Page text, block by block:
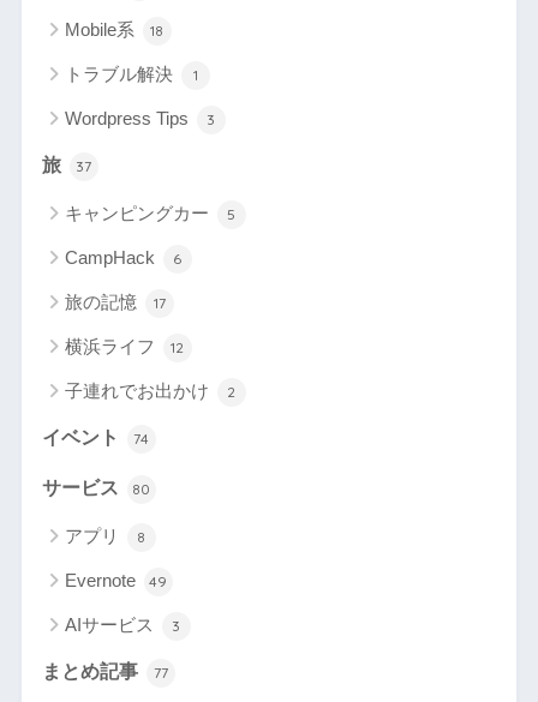
Mobile系 18
トラブル解決 1
Wordpress Tips 3
旅 37
キャンピングカー 5
CampHack 6
旅の記憶 17
横浜ライフ 12
子連れでお出かけ 2
イベント 74
サービス 80
アプリ 8
Evernote 49
AIサービス 3
まとめ記事 77